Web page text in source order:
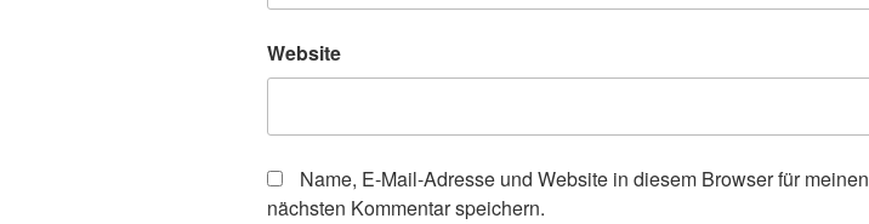
Website
Name, E-Mail-Adresse und Website in diesem Browser für meinen
nächsten Kommentar speichern.